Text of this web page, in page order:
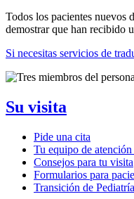
Todos los pacientes nuevos
demostrar que han recibido
Si necesitas servicios de
Su visita
Pide una cita
Tu equipo de
Consejos para tu visita
Formularios para
Transición de